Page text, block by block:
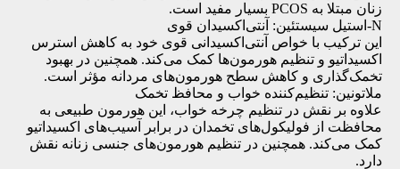
زنان مبتلا به PCOS بسیار مفید است.
N-استیل سیستئین: آنتی‌اکسیدان قوی
این ترکیب با خواص آنتی‌اکسیدانی قوی خود به کاهش استرس
اکسیداتیو و تنظیم هورمون‌ها کمک می‌کند. همچنین در بهبود
تخمک‌گذاری و کاهش سطح هورمون‌های مردانه مؤثر است.
ملاتونین: تنظیم‌کننده خواب و محافظ تخمک
علاوه بر نقش در تنظیم چرخه خواب، این هورمون طبیعی به
محافظت از فولیکول‌های تخمدان در برابر آسیب‌های اکسیداتیو
کمک می‌کند. همچنین در تنظیم هورمون‌های جنسی زنانه نقش
دارد.